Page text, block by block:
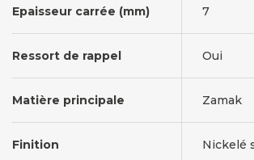
Epaisseur carrée (mm) 7
Ressort de rappel Oui
Matière principale Zamak
Finition Nickelé